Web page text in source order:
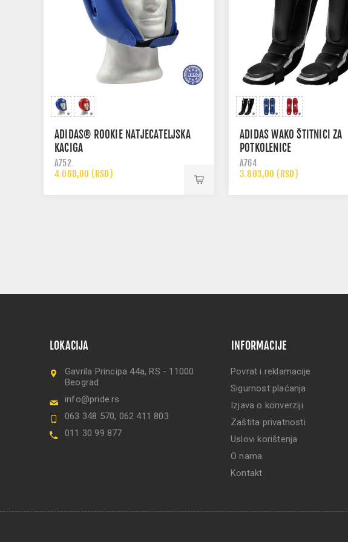
ADIDAS® ROOKIE NATJECATELJSKA
KACIGA
A752
4.068,00 (RSD)
ADIDAS WAKO ŠTITNICI ZA
POTKOLENICE
A764
3.803,00 (RSD)
LOKACIJA
Gavrila Principa 44a, RS - 11000
Beograd
info@pride.rs
063 348 570, 062 411 803
011 30 99 877
INFORMACIJE
Povrat i reklamacije
Sigurnost plaćanja
Izjava o konverziji
Zaštita privatnosti
Uslovi korištenja
O nama
Kontakt